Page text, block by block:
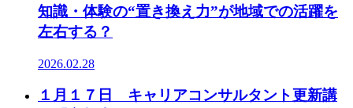
知識・体験の“置き換え力”が地域での活躍を
左右する？
2026.02.28
１月１７日 キャリアコンサルタント更新講